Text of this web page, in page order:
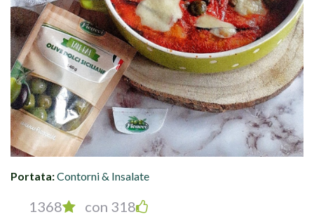
Portata:Contorni & Insalate
1368 con 318